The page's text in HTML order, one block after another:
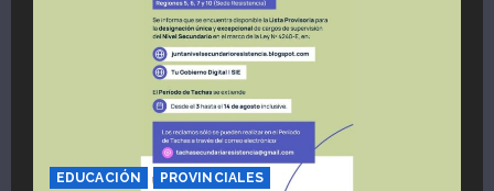
EDUCACIÓN PROVINCIALES